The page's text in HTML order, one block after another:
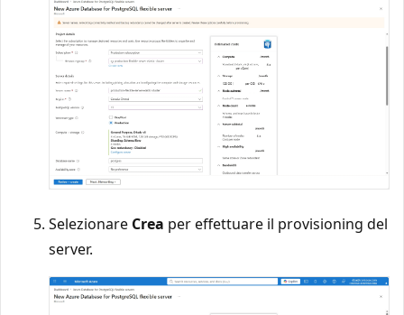
Selezionare Crea per effettuare il provisioning del
server.